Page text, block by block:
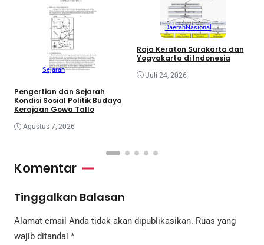
Sejarah
Pengertian dan Sejarah
Kondisi Sosial Politik Budaya
Kerajaan Gowa Tallo
Agustus 7, 2026
DaerahNasional
Raja Keraton Surakarta dan
Yogyakarta di Indonesia
Juli 24, 2026
Komentar
Tinggalkan Balasan
Alamat email Anda tidak akan dipublikasikan. Ruas yang
wajib ditandai *